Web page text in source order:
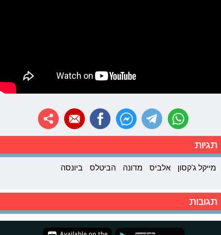
תגיות
מייקל ג'קסון אלביס מדונה הביטלס ביונסה
תגובות